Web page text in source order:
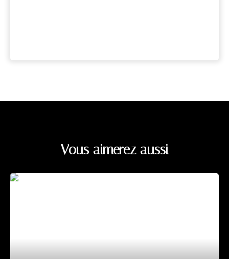
Vous aimerez aussi